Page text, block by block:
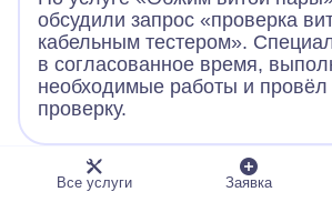
обсудили запрос «проверка
кабельным тестером».
в согласованное время,
необходимые работы и провёл
проверку.
ландшафтное освещение
Все услуги Заявка